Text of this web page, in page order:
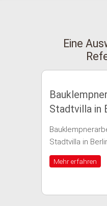
Eine
Stadtvilla in
Stadtvilla in
Mehr erfahren